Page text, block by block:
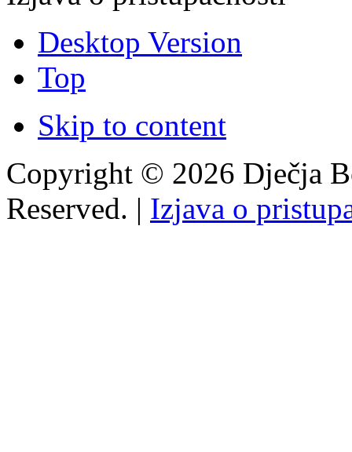
Desktop Version
Top
Skip to content
Copyright © 2026 Dječja
Reserved. | Izjava o